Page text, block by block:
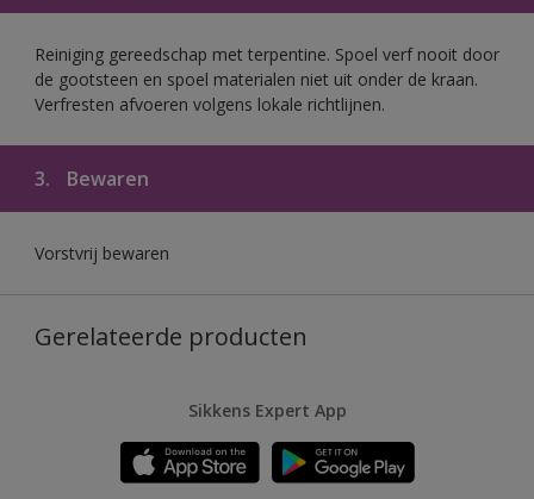
Reiniging gereedschap met terpentine. Spoel verf nooit door
de gootsteen en spoel materialen niet uit onder de kraan.
Verfresten afvoeren volgens lokale richtlijnen.
3. Bewaren
Vorstvrij bewaren
Gerelateerde producten
Sikkens Expert App